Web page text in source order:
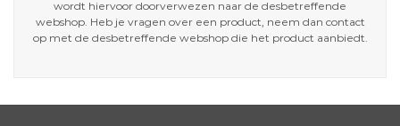
wordt hiervoor doorverwezen naar de desbetreffende
webshop. Heb je vragen over een product, neem dan contact
op met de desbetreffende webshop die het product aanbiedt.